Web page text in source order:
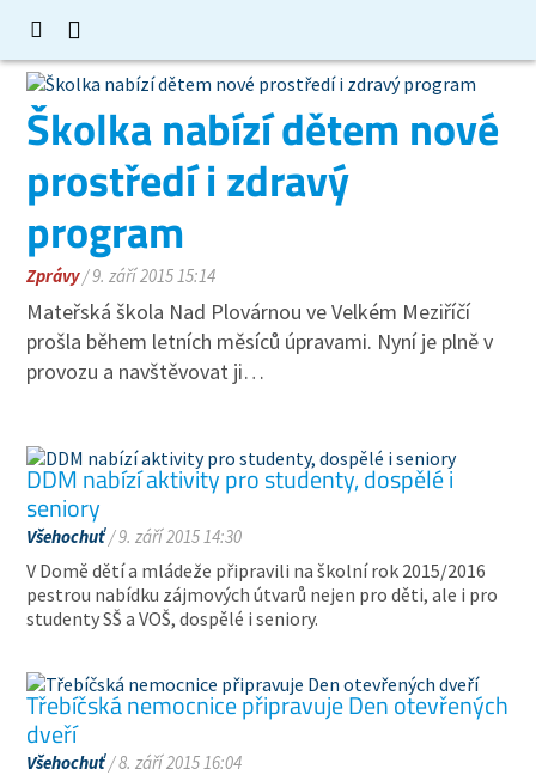
Školka nabízí dětem nové
prostředí i zdravý
program
Zprávy/ 9. září 2015 15:14
Mateřská škola Nad Plovárnou ve Velkém Meziříčí
prošla během letních měsíců úpravami. Nyní je plně v
provozu a navštěvovat ji…
DDM nabízí aktivity pro studenty, dospělé i
seniory
Všehochuť/ 9. září 2015 14:30
V Domě dětí a mládeže připravili na školní rok 2015/2016
pestrou nabídku zájmových útvarů nejen pro děti, ale i pro
studenty SŠ a VOŠ, dospělé i seniory.
Třebíčská nemocnice připravuje Den otevřených
dveří
Všehochuť/ 8. září 2015 16:04